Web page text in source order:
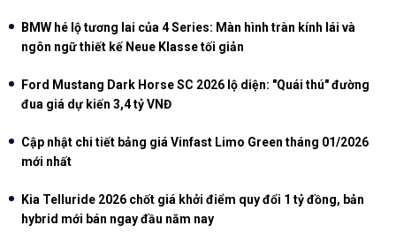
BMW hé lộ tương lai của 4 Series: Màn hình tràn kính lái và
ngôn ngữ thiết kế Neue Klasse tối giản
Ford Mustang Dark Horse SC 2026 lộ diện: "Quái thú" đường
đua giá dự kiến 3,4 tỷ VNĐ
Cập nhật chi tiết bảng giá Vinfast Limo Green tháng 01/2026
mới nhất
Kia Telluride 2026 chốt giá khởi điểm quy đổi 1 tỷ đồng, bản
hybrid mới bán ngay đầu năm nay